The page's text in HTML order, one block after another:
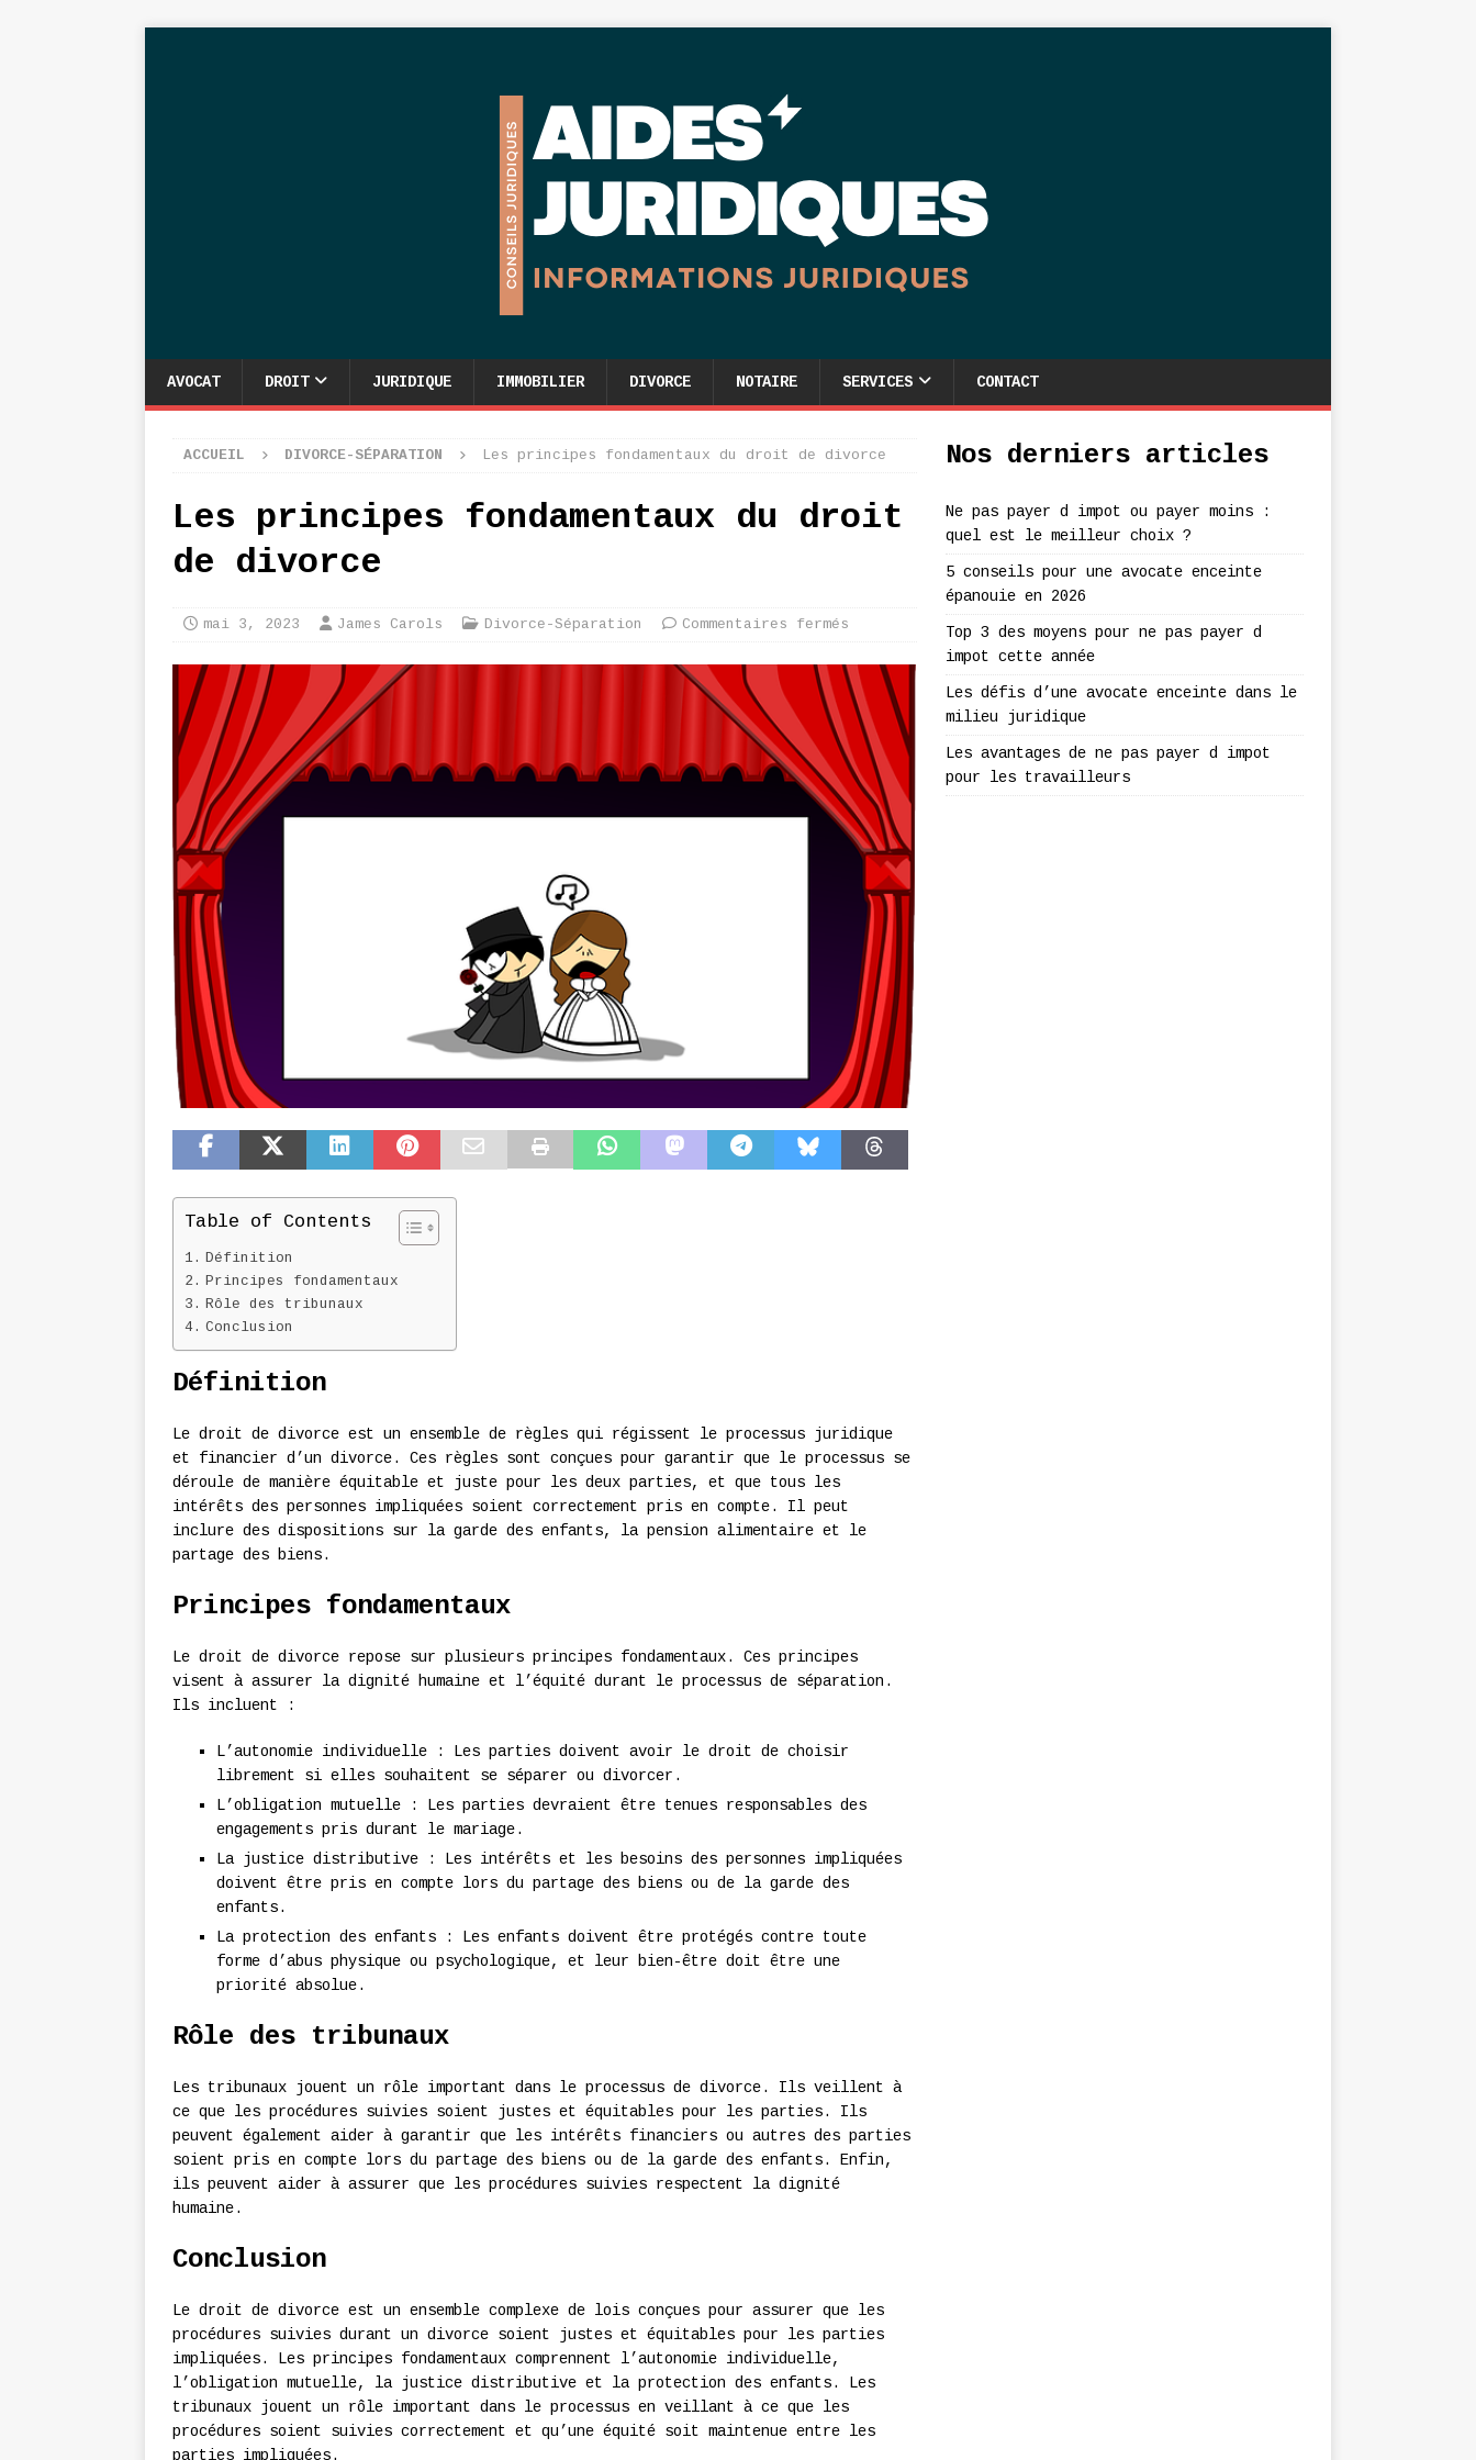
AVOCAT DROIT JURIDIQUE IMMOBILIER DIVORCE NOTAIRE SERVICES CONTACT
ACCUEIL DIVORCE-SÉPARATION Les principes fondamentaux du droit de divorce
Les principes fondamentaux du droit
de divorce
mai 3, 2023 James Carols Divorce-Séparation Commentaires fermés
Table of Contents
Définition
Principes fondamentaux
Rôle des tribunaux
Conclusion
Définition
Le droit de divorce est un ensemble de règles qui régissent le processus juridique
et financier d’un divorce. Ces règles sont conçues pour garantir que le processus se
déroule de manière équitable et juste pour les deux parties, et que tous les
intérêts des personnes impliquées soient correctement pris en compte. Il peut
inclure des dispositions sur la garde des enfants, la pension alimentaire et le
partage des biens.
Principes fondamentaux
Le droit de divorce repose sur plusieurs principes fondamentaux. Ces principes
visent à assurer la dignité humaine et l’équité durant le processus de séparation.
Ils incluent :
L’autonomie individuelle : Les parties doivent avoir le droit de choisir
librement si elles souhaitent se séparer ou divorcer.
L’obligation mutuelle : Les parties devraient être tenues responsables des
engagements pris durant le mariage.
La justice distributive : Les intérêts et les besoins des personnes impliquées
doivent être pris en compte lors du partage des biens ou de la garde des
enfants.
La protection des enfants : Les enfants doivent être protégés contre toute
forme d’abus physique ou psychologique, et leur bien-être doit être une
priorité absolue.
Rôle des tribunaux
Les tribunaux jouent un rôle important dans le processus de divorce. Ils veillent à
ce que les procédures suivies soient justes et équitables pour les parties. Ils
peuvent également aider à garantir que les intérêts financiers ou autres des parties
soient pris en compte lors du partage des biens ou de la garde des enfants. Enfin,
ils peuvent aider à assurer que les procédures suivies respectent la dignité
humaine.
Conclusion
Le droit de divorce est un ensemble complexe de lois conçues pour assurer que les
procédures suivies durant un divorce soient justes et équitables pour les parties
impliquées. Les principes fondamentaux comprennent l’autonomie individuelle,
l’obligation mutuelle, la justice distributive et la protection des enfants. Les
tribunaux jouent un rôle important dans le processus en veillant à ce que les
procédures soient suivies correctement et qu’une équité soit maintenue entre les
parties impliquées.
Nos derniers articles
Ne pas payer d impot ou payer moins :
quel est le meilleur choix ?
5 conseils pour une avocate enceinte
épanouie en 2026
Top 3 des moyens pour ne pas payer d
impot cette année
Les défis d’une avocate enceinte dans le
milieu juridique
Les avantages de ne pas payer d impot
pour les travailleurs